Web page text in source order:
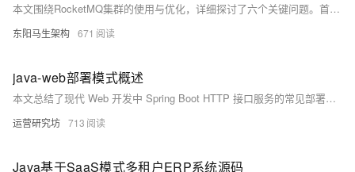
本文围绕RocketMQ集群的使用与优化，详细探讨了六个关键问题。首先，介绍了如何通过ACL配置实现RocketMQ集群的权限控制，防止不同团队间误用Topic。其次，讲解了消息轨迹功能的开启与追踪流程，帮助定位和排查问题。接着，分析了百万消息积压的处理方法，包括直接丢弃、扩容消费者或通过新Topic间接扩容等策略。此外，提出了针对RocketMQ集群崩溃的金融级高可用方案，确保消息不丢失。同时，讨论了为RocketMQ增加限流功能的重要性及实现方式，以提升系统稳定性。最后，分享了从Kafka迁移到RocketMQ的双写双读方案，确保数据一致性与平稳过渡。
东阳马生架构 671
java-web部署模式概述
本文总结了现代 Web 开发中 Spring Boot HTTP 接口服务的常见部署模式，包括 Servlet 与 Reactive 模型、内置与外置容器、物理机 / 容器 / 云环境部署及单体与微服务架构，帮助开发者根据实际场景选择合适的方案。
运营研究坊 713
Java基于SaaS模式多租户ERP系统源码